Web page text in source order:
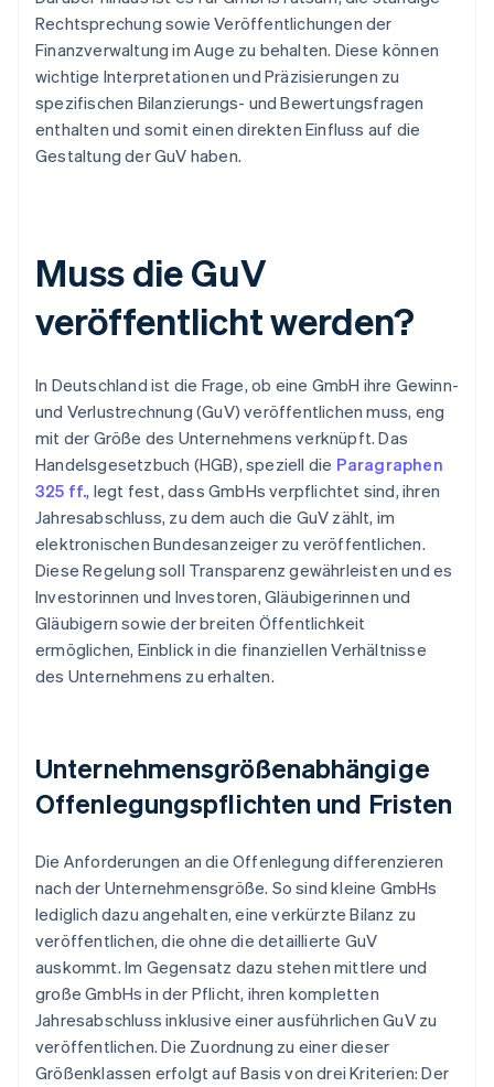
Rechtsprechung sowie Veröffentlichungen der
Finanzverwaltung im Auge zu behalten. Diese können
wichtige Interpretationen und Präzisierungen zu
spezifischen Bilanzierungs- und Bewertungsfragen
enthalten und somit einen direkten Einfluss auf die
Gestaltung der GuV haben.
Muss die GuV
veröffentlicht werden?
In Deutschland ist die Frage, ob eine GmbH ihre Gewinn-
und Verlustrechnung (GuV) veröffentlichen muss, eng
mit der Größe des Unternehmens verknüpft. Das
Handelsgesetzbuch (HGB), speziell die Paragraphen
325 ff., legt fest, dass GmbHs verpflichtet sind, ihren
Jahresabschluss, zu dem auch die GuV zählt, im
elektronischen Bundesanzeiger zu veröffentlichen.
Diese Regelung soll Transparenz gewährleisten und es
Investorinnen und Investoren, Gläubigerinnen und
Gläubigern sowie der breiten Öffentlichkeit
ermöglichen, Einblick in die finanziellen Verhältnisse
des Unternehmens zu erhalten.
Unternehmensgrößenabhängige
Offenlegungspflichten und Fristen
Die Anforderungen an die Offenlegung differenzieren
nach der Unternehmensgröße. So sind kleine GmbHs
lediglich dazu angehalten, eine verkürzte Bilanz zu
veröffentlichen, die ohne die detaillierte GuV
auskommt. Im Gegensatz dazu stehen mittlere und
große GmbHs in der Pflicht, ihren kompletten
Jahresabschluss inklusive einer ausführlichen GuV zu
veröffentlichen. Die Zuordnung zu einer dieser
Größenklassen erfolgt auf Basis von drei Kriterien: Der